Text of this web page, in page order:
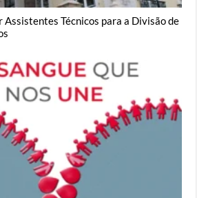
Assistentes Técnicos para a Divisão de